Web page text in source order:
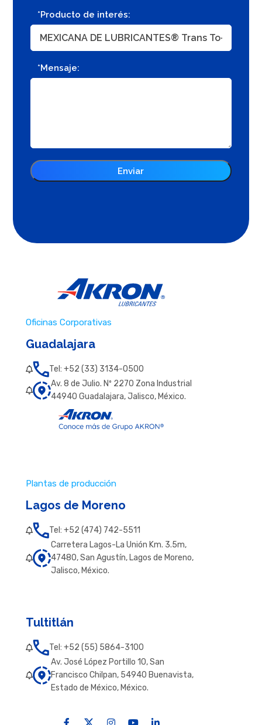
*Producto de interés:
*Mensaje:
Oficinas Corporativas
Guadalajara
Tel: +52 (33) 3134-0500
Av. 8 de Julio. Nº 2270 Zona Industrial
44940 Guadalajara, Jalisco, México.
Plantas de producción
Lagos de Moreno
Tel: +52 (474) 742-5511
Carretera Lagos-La Unión Km. 3.5m,
47480, San Agustín, Lagos de Moreno,
Jalisco, México.
Tultitlán
Tel: +52 (55) 5864-3100
Av. José López Portillo 10, San
Francisco Chilpan, 54940 Buenavista,
Estado de México, México.